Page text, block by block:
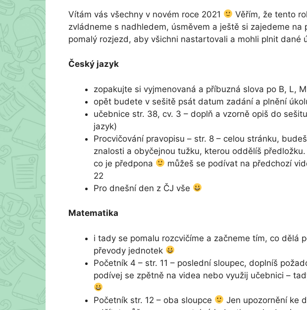
Vítám vás všechny v novém roce 2021
Věřím, že tento
zvládneme s nadhledem, úsměvem a ještě si zajedeme na
pomalý rozjezd, aby všichni nastartovali a mohli plnit dané
Český jazyk
zopakujte si vyjmenovaná a příbuzná slova po B, L, M
opět budete v sešitě psát datum zadání a plnění
učebnice str. 38, cv. 3 – doplň a vzorně opiš do
jazyk)
Procvičování pravopisu – str. 8 – celou stránku,
znalosti a obyčejnou tužku, kterou oddělíš
co je předpona
můžeš se podívat na předchozí
22
Pro dnešní den z ČJ vše
Matematika
i tady se pomalu rozcvičíme a začneme tím, co dělá
převody jednotek
Početník 4 – str. 11 – poslední sloupec, doplníš
podívej se zpětně na videa nebo využij učebnici –
Početník str. 12 – oba sloupce
Jen upozornění ke